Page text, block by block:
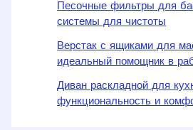
Песочные фильтры для
системы для чистоты
Верстак с ящиками для
идеальный помощник в
Диван раскладной для
функциональность и